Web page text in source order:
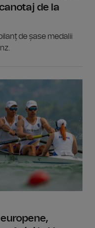
de la
de șase medalii